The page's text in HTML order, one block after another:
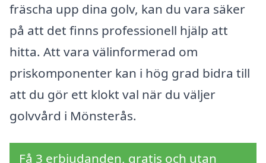
fräscha upp dina golv, kan du vara säker
på att det finns professionell hjälp att
hitta. Att vara välinformerad om
priskomponenter kan i hög grad bidra till
att du gör ett klokt val när du väljer
golvvård i Mönsterås.
Få 3 erbjudanden, gratis och utan